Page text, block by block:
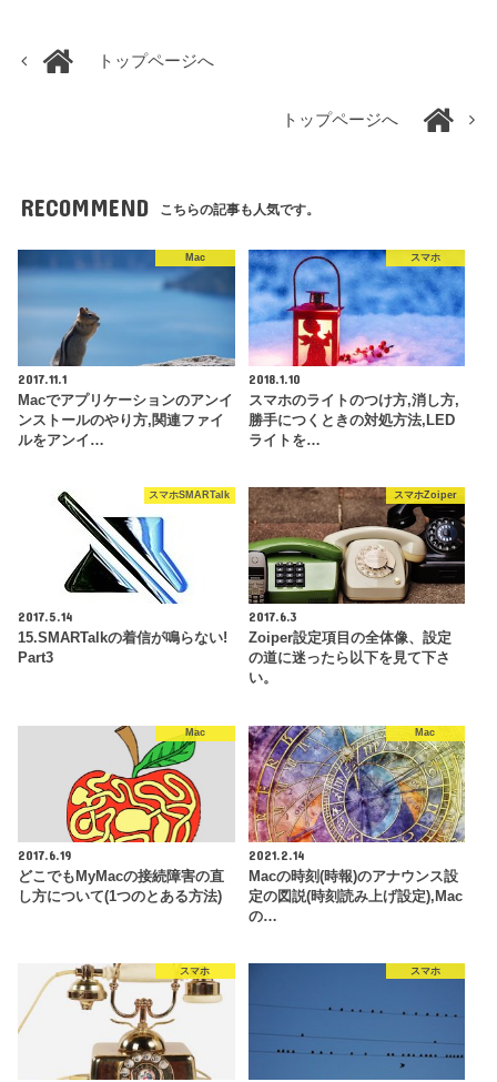
トップページへ
トップページへ
RECOMMEND こちらの記事も人気です。
Mac
2017.11.1
Macでアプリケーションのアンイ
ンストールのやり方,関連ファイ
ルをアンイ…
スマホ
2018.1.10
スマホのライトのつけ方,消し方,
勝手につくときの対処方法,LED
ライトを…
スマホSMARTalk
2017.5.14
15.SMARTalkの着信が鳴らない!
Part3
スマホZoiper
2017.6.3
Zoiper設定項目の全体像、設定
の道に迷ったら以下を見て下さ
い。
Mac
2017.6.19
どこでもMyMacの接続障害の直
し方について(1つのとある方法)
Mac
2021.2.14
Macの時刻(時報)のアナウンス設
定の図説(時刻読み上げ設定),Mac
の…
スマホ スマホ